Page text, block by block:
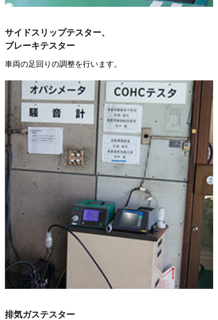
サイドスリップテスター、
ブレーキテスター
車両の足回りの調整を行います。
排気ガステスター